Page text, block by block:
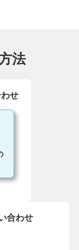
法
せ
合わせ